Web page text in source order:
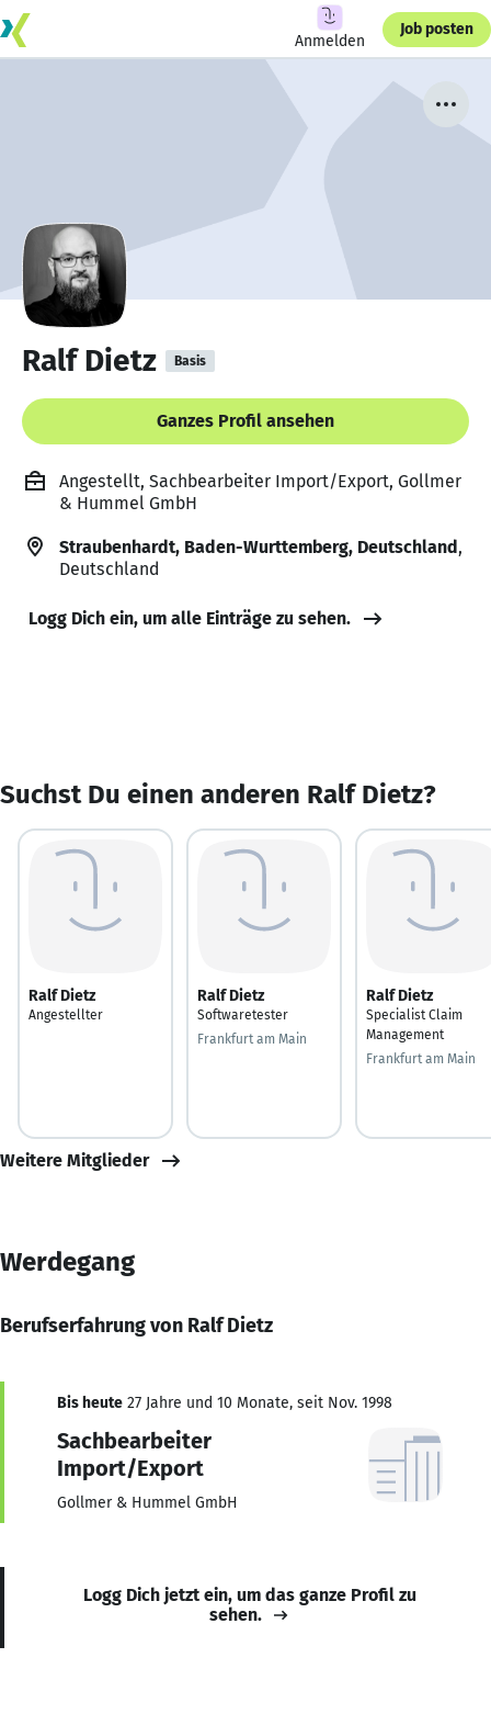
Anmelden
Job posten
Ralf Dietz Basis
Ganzes Profil ansehen
Angestellt, Sachbearbeiter Import/Export, Gollmer
& Hummel GmbH
Straubenhardt, Baden-Wurttemberg, Deutschland,
Deutschland
Logg Dich ein, um alle Einträge zu sehen.
Suchst Du einen anderen Ralf Dietz?
Ralf Dietz
Angestellter
Ralf Dietz
Softwaretester
Frankfurt am Main
Ralf Dietz
Specialist Claim
Management
Frankfurt am Main
Weitere Mitglieder
Werdegang
Berufserfahrung von Ralf Dietz
Bis heute 27 Jahre und 10 Monate, seit Nov. 1998
Sachbearbeiter
Import/Export
Gollmer & Hummel GmbH
Logg Dich jetzt ein, um das ganze Profil zu
sehen.